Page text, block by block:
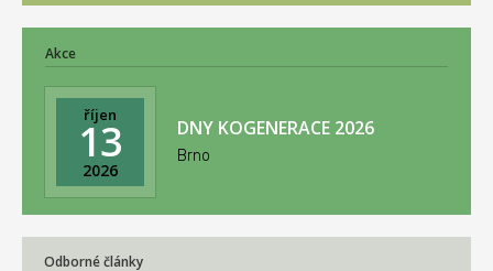
Akce
říjen
13
2026
DNY KOGENERACE 2026
Brno
Odborné články